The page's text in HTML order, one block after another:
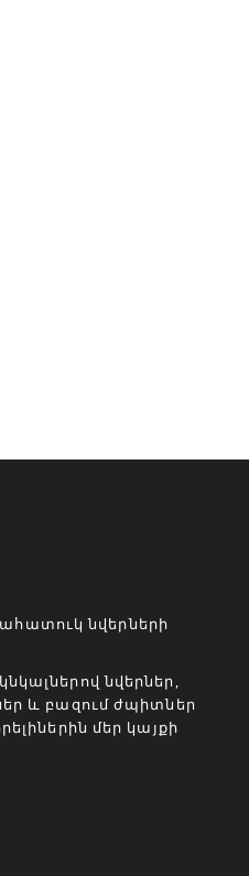
նվերների
նվերներ,
և բազում ժպիտներ
մեր կայքի